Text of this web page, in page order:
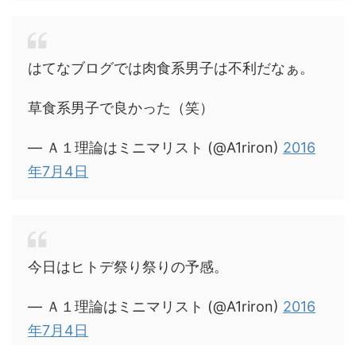
はてなブログでは肉食系男子は不利だなぁ。
草食系男子で良かった（笑）
— Ａ１理論はミニマリスト (@A1riron) 2016
年7月4日
今日はヒトデ祭り祭りの予感。
— Ａ１理論はミニマリスト (@A1riron) 2016
年7月4日